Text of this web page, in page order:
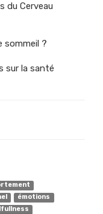
du Cerveau
sommeil ?
sur la santé
émotions